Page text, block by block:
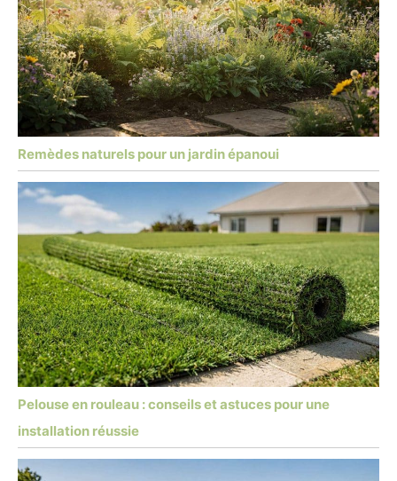
Remèdes naturels pour un jardin épanoui
Pelouse en rouleau : conseils et astuces pour une
installation réussie